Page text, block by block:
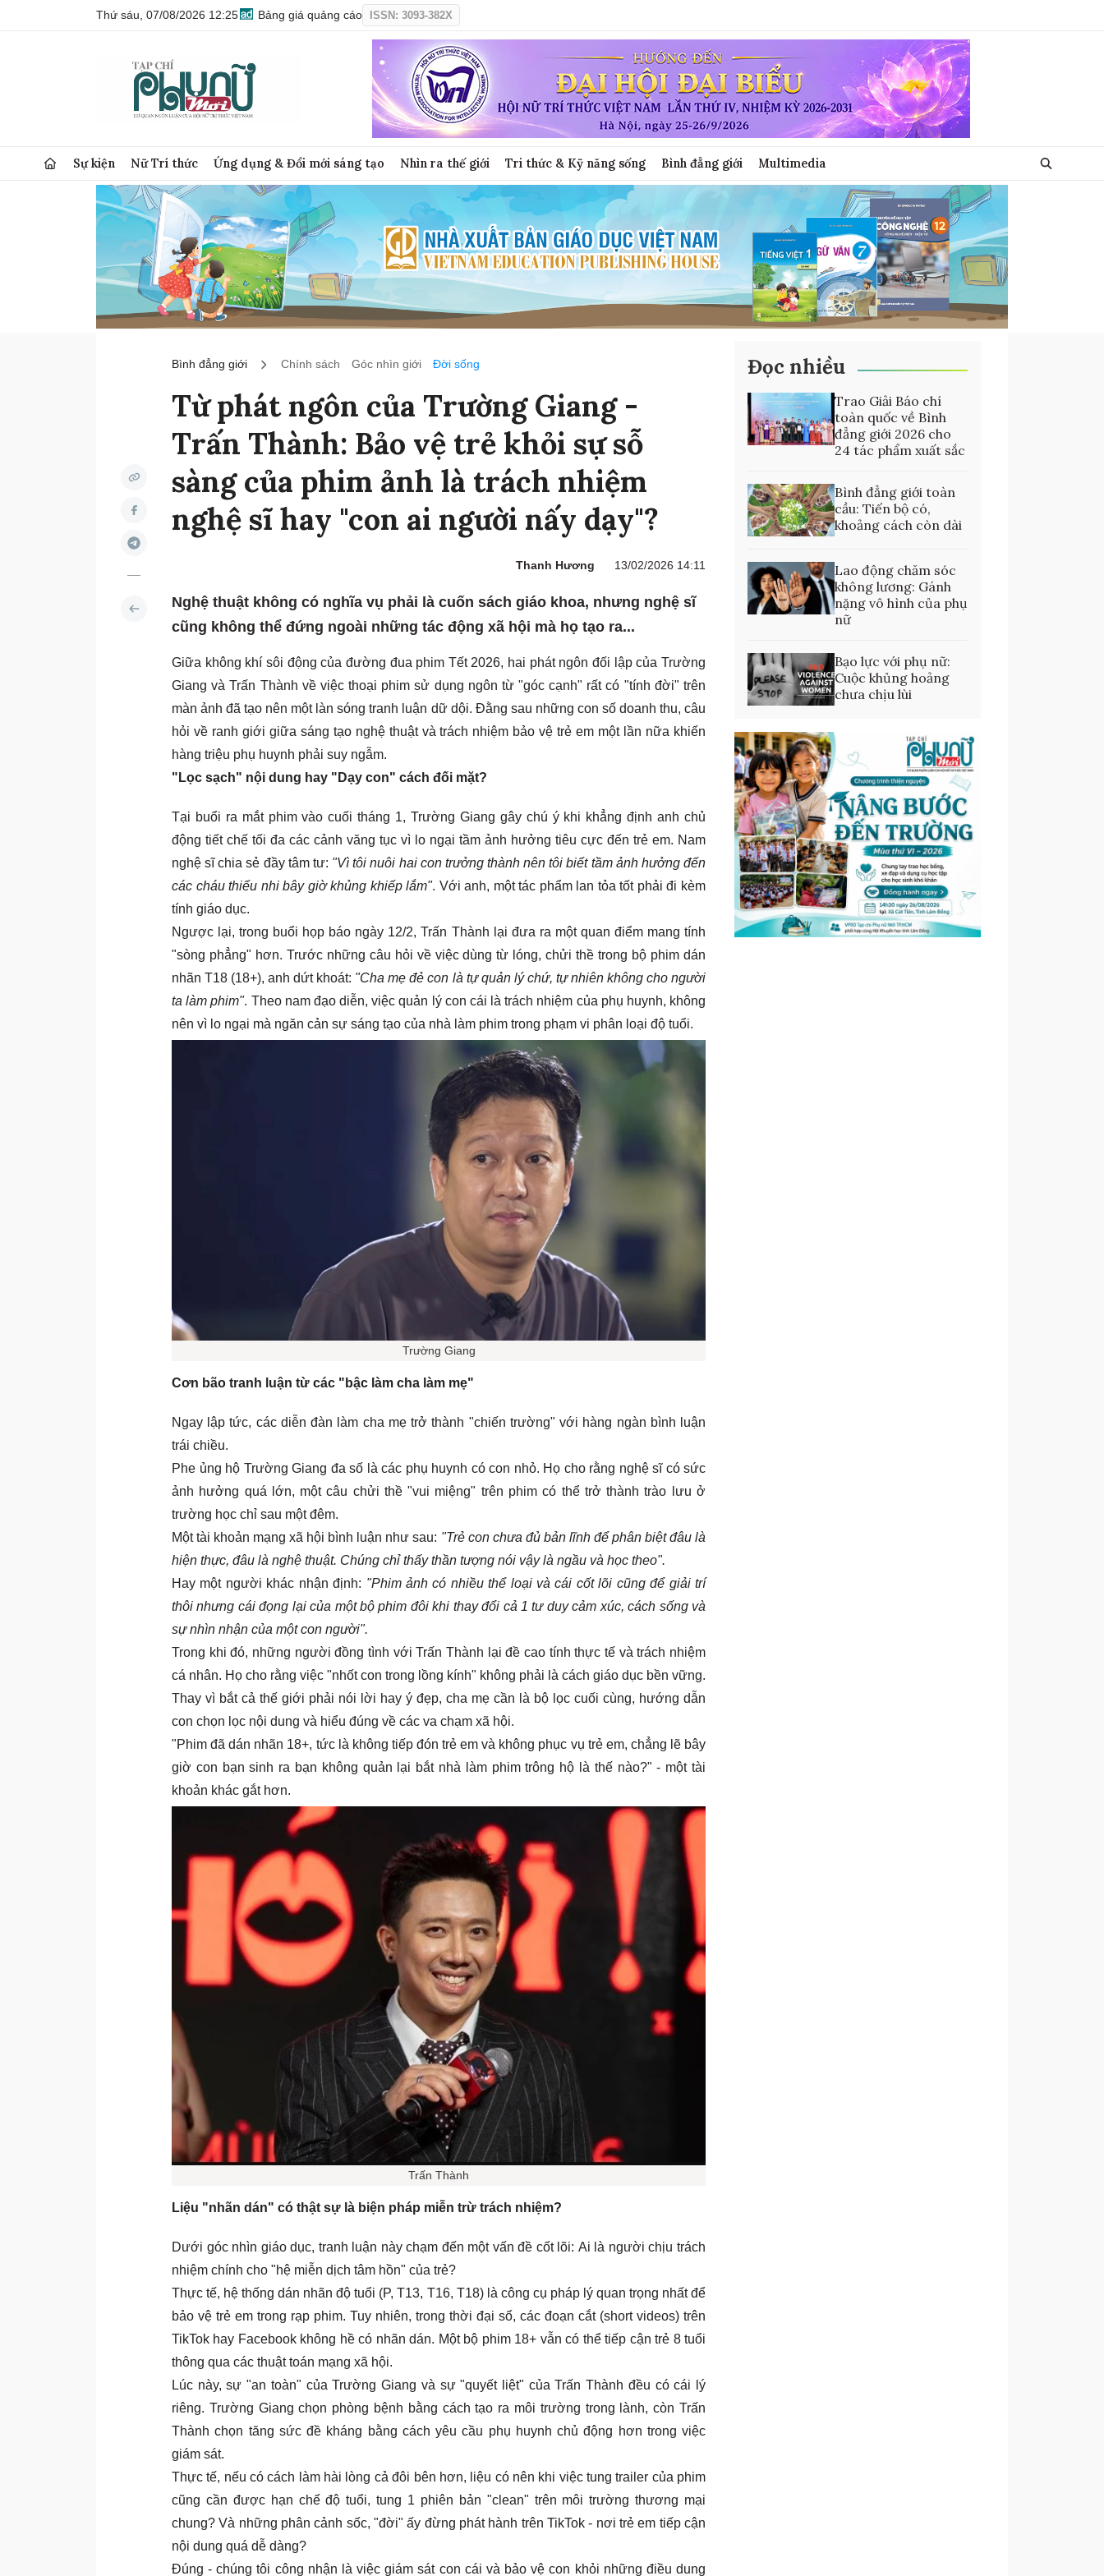
Thứ sáu, 07/08/2026 12:25 Bảng giá quảng cáo ISSN: 3093-382X
Sự kiện Nữ Trí thức Ứng dụng & Đổi mới sáng tạo Nhìn ra thế giới Tri thức & Kỹ năng sống Bình đẳng giới Multimedia
Bình đẳng giới Chính sách Góc nhìn giới Đời sống
Từ phát ngôn của Trường Giang -
Trấn Thành: Bảo vệ trẻ khỏi sự sỗ
sàng của phim ảnh là trách nhiệm
nghệ sĩ hay "con ai người nấy dạy"?
Thanh Hương 13/02/2026 14:11
Nghệ thuật không có nghĩa vụ phải là cuốn sách giáo khoa, nhưng nghệ sĩ
cũng không thể đứng ngoài những tác động xã hội mà họ tạo ra...
Giữa không khí sôi động của đường đua phim Tết 2026, hai phát ngôn đối lập của Trường
Giang và Trấn Thành về việc thoại phim sử dụng ngôn từ "góc cạnh" rất có "tính đời" trên
màn ảnh đã tạo nên một làn sóng tranh luận dữ dội. Đằng sau những con số doanh thu, câu
hỏi về ranh giới giữa sáng tạo nghệ thuật và trách nhiệm bảo vệ trẻ em một lần nữa khiến
hàng triệu phụ huynh phải suy ngẫm.
"Lọc sạch" nội dung hay "Dạy con" cách đối mặt?
Tại buổi ra mắt phim vào cuối tháng 1, Trường Giang gây chú ý khi khẳng định anh chủ
động tiết chế tối đa các cảnh văng tục vì lo ngại tầm ảnh hưởng tiêu cực đến trẻ em. Nam
nghệ sĩ chia sẻ đầy tâm tư: "Vì tôi nuôi hai con trưởng thành nên tôi biết tầm ảnh hưởng đến
các cháu thiếu nhi bây giờ khủng khiếp lắm". Với anh, một tác phẩm lan tỏa tốt phải đi kèm
tính giáo dục.
Ngược lại, trong buổi họp báo ngày 12/2, Trấn Thành lại đưa ra một quan điểm mang tính
"sòng phẳng" hơn. Trước những câu hỏi về việc dùng từ lóng, chửi thề trong bộ phim dán
nhãn T18 (18+), anh dứt khoát: "Cha mẹ đẻ con là tự quản lý chứ, tự nhiên không cho người
ta làm phim". Theo nam đạo diễn, việc quản lý con cái là trách nhiệm của phụ huynh, không
nên vì lo ngại mà ngăn cản sự sáng tạo của nhà làm phim trong phạm vi phân loại độ tuổi.
Trường Giang
Cơn bão tranh luận từ các "bậc làm cha làm mẹ"
Ngay lập tức, các diễn đàn làm cha mẹ trở thành "chiến trường" với hàng ngàn bình luận
trái chiều.
Phe ủng hộ Trường Giang đa số là các phụ huynh có con nhỏ. Họ cho rằng nghệ sĩ có sức
ảnh hưởng quá lớn, một câu chửi thề "vui miệng" trên phim có thể trở thành trào lưu ở
trường học chỉ sau một đêm.
Một tài khoản mạng xã hội bình luận như sau: "Trẻ con chưa đủ bản lĩnh để phân biệt đâu là
hiện thực, đâu là nghệ thuật. Chúng chỉ thấy thần tượng nói vậy là ngầu và học theo".
Hay một người khác nhận định: "Phim ảnh có nhiều thể loại và cái cốt lõi cũng để giải trí
thôi nhưng cái đọng lại của một bộ phim đôi khi thay đổi cả 1 tư duy cảm xúc, cách sống và
sự nhìn nhận của một con người".
Trong khi đó, những người đồng tình với Trấn Thành lại đề cao tính thực tế và trách nhiệm
cá nhân. Họ cho rằng việc "nhốt con trong lồng kính" không phải là cách giáo dục bền vững.
Thay vì bắt cả thế giới phải nói lời hay ý đẹp, cha mẹ cần là bộ lọc cuối cùng, hướng dẫn
con chọn lọc nội dung và hiểu đúng về các va chạm xã hội.
"Phim đã dán nhãn 18+, tức là không tiếp đón trẻ em và không phục vụ trẻ em, chẳng lẽ bây
giờ con bạn sinh ra bạn không quản lại bắt nhà làm phim trông hộ là thế nào?" - một tài
khoản khác gắt hơn.
Trấn Thành
Liệu "nhãn dán" có thật sự là biện pháp miễn trừ trách nhiệm?
Dưới góc nhìn giáo dục, tranh luận này chạm đến một vấn đề cốt lõi: Ai là người chịu trách
nhiệm chính cho "hệ miễn dịch tâm hồn" của trẻ?
Thực tế, hệ thống dán nhãn độ tuổi (P, T13, T16, T18) là công cụ pháp lý quan trọng nhất để
bảo vệ trẻ em trong rạp phim. Tuy nhiên, trong thời đại số, các đoạn cắt (short videos) trên
TikTok hay Facebook không hề có nhãn dán. Một bộ phim 18+ vẫn có thể tiếp cận trẻ 8 tuổi
thông qua các thuật toán mạng xã hội.
Lúc này, sự "an toàn" của Trường Giang và sự "quyết liệt" của Trấn Thành đều có cái lý
riêng. Trường Giang chọn phòng bệnh bằng cách tạo ra môi trường trong lành, còn Trấn
Thành chọn tăng sức đề kháng bằng cách yêu cầu phụ huynh chủ động hơn trong việc
giám sát.
Thực tế, nếu có cách làm hài lòng cả đôi bên hơn, liệu có nên khi việc tung trailer của phim
cũng cần được hạn chế độ tuổi, tung 1 phiên bản "clean" trên môi trường thương mại
chung? Và những phân cảnh sốc, "đời" ấy đừng phát hành trên TikTok - nơi trẻ em tiếp cận
nội dung quá dễ dàng?
Đúng - chúng tôi công nhận là việc giám sát con cái và bảo vệ con khỏi những điều dung
Đọc nhiều
Trao Giải Báo chí
toàn quốc về Bình
đẳng giới 2026 cho
24 tác phẩm xuất sắc
Bình đẳng giới toàn
cầu: Tiến bộ có,
khoảng cách còn dài
Lao động chăm sóc
không lương: Gánh
nặng vô hình của phụ
nữ
Bạo lực với phụ nữ:
Cuộc khủng hoảng
chưa chịu lùi